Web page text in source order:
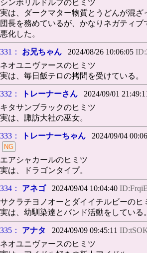
シンボリルドルフのヒミツ
実は、ダークマター物質とうどんが混ざ
団長を務めているが、かなりネガティブ
悪化した。
331： お兄ちゃん 2024/08/26 10:06:05
ネオユニヴァースのヒミツ
実は、毎日飯テロの拷問を受けている。
332： トレーナーさん 2024/09/01
キタサンブラックのヒミツ
実は、諏訪大社の巫女。
333： トレーナーちゃん 2024/09/04
エアシャカールのヒミツ
実は、ドラゴンタイプ。
334： アネゴ2024/09/04 10:04:40
サクラチヨノオーとダイイチルビーのヒ
実は、幼馴染達とバンド活動をしている。
335： アナタ 2024/09/09 09:45:11
ネオユニヴァースのヒミツ